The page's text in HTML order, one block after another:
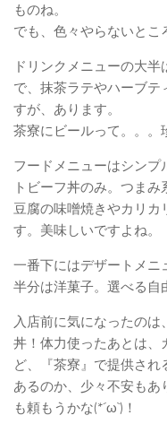
ものね。
でも、色々やらないとこ
ドリンクメニューの大
で、抹茶ラテやハーブ
すが、あります。
茶寮にビールって。。。
フードメニューはシンプ
トビーフ丼のみ。つまみ
豆腐の味噌焼きやカリカ
す。美味しいですよね。
一番下にはデザートメニ
半分は洋菓子。選べる自
入店前に気になったの
丼！体力使ったあとは、
ど、『茶寮』で提供さ
あるのか、少々不安もあ
も頼もうかな(*´ω`)！